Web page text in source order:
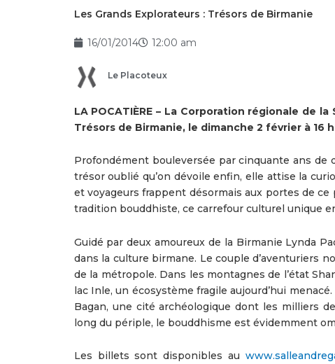
Les Grands Explorateurs : Trésors de Birmanie
16/01/2014 12:00 am
Le Placoteux
LA POCATIÈRE – La Corporation régionale de
Trésors de Birmanie, le dimanche 2 février à 16
Profondément bouleversée par cinquante ans de
trésor oublié qu’on dévoile enfin, elle attise la
et voyageurs frappent désormais aux portes de ce
tradition bouddhiste, ce carrefour culturel unique
Guidé par deux amoureux de la Birmanie Lynda
dans la culture birmane. Le couple d’aventuriers
de la métropole. Dans les montagnes de l’état
lac Inle, un écosystème fragile aujourd’hui
Bagan, une cité archéologique dont les milliers
long du périple, le bouddhisme est évidemment
Les billets sont disponibles au